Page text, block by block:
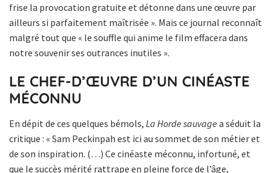
frise la provocation gratuite et détonne dans une œuvre par
ailleurs si parfaitement maîtrisée ». Mais ce journal reconnaît
malgré tout que « le souffle qui anime le film effacera dans
notre souvenir ses outrances inutiles ».
LE CHEF-D’ŒUVRE D’UN CINÉASTE
MÉCONNU
En dépit de ces quelques bémols, La Horde sauvage a séduit la
critique : « Sam Peckinpah est ici au sommet de son métier et
de son inspiration. (…) Ce cinéaste méconnu, infortuné, et
que le succès mérité rattrape en pleine force de l’âge,